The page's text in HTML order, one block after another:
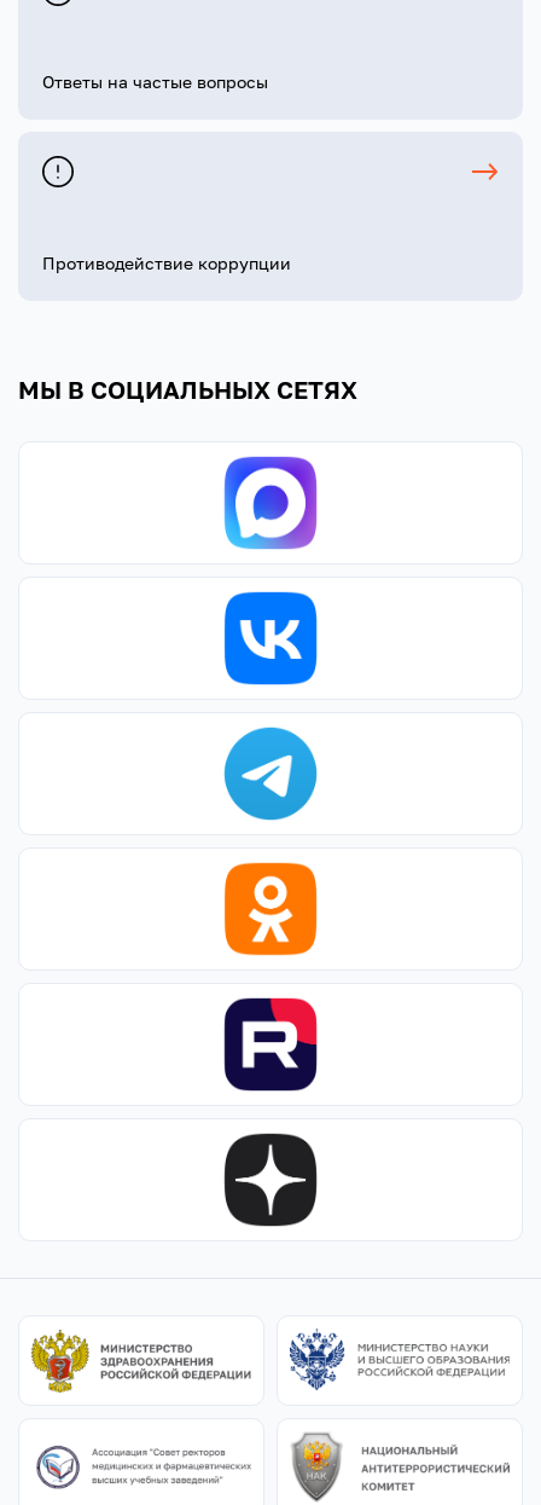
Ответы на частые вопросы
Противодействие коррупции
МЫ В СОЦИАЛЬНЫХ СЕТЯХ